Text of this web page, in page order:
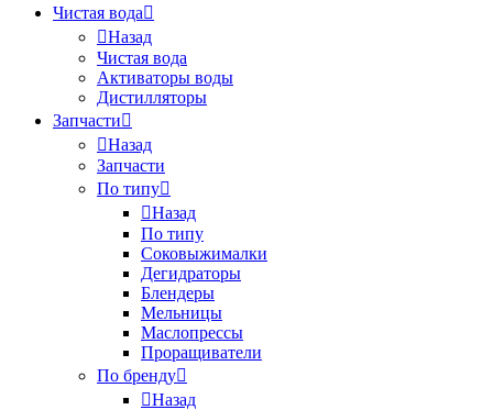
Чистая вода
Назад
Чистая вода
Активаторы воды
Дистилляторы
Запчасти
Назад
Запчасти
По типу
Назад
По типу
Соковыжималки
Дегидраторы
Блендеры
Мельницы
Маслопрессы
Проращиватели
По бренду
Назад